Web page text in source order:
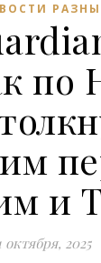
по
и
октября, 2025